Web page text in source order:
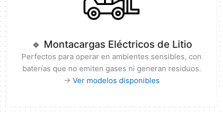
🔹 Montacargas Eléctricos de Litio
Perfectos para operar en ambientes sensibles, con
baterías que no emiten gases ni generan residuos.
→ Ver modelos disponibles